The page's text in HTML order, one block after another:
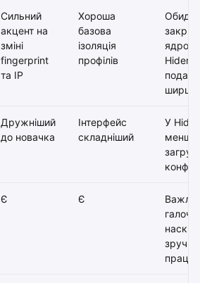
Сильний
акцент на
зміні
fingerprint
та IP
Хороша
базова
ізоляція
профілів
ядро,
ширше
Дружніший
до новачка
Інтерфейс
складніший
У
менше
Є Є